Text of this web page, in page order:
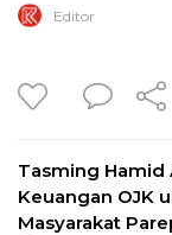
Editor
Tasming Hamid
Keuangan OJK
Masyarakat